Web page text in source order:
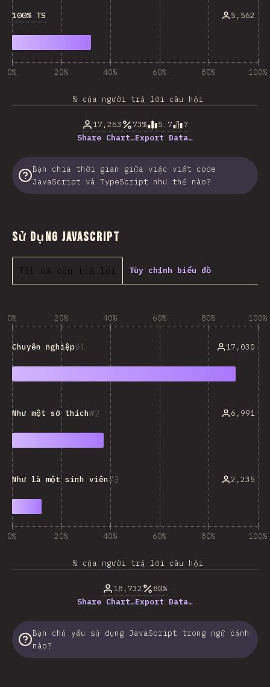
100% TS 5,562
0% 20% 40% 60% 80% 100%
% của người trả lời câu hỏi
17,263 73% 5.7
7
Share Chart…Export Data…
Bạn chia thời gian giữa việc viết code
JavaScript và TypeScript như thế nào?
Sử dụng JavaScript
Tất cả câu trả lời Tùy chỉnh biểu đồ
0% 20% 40% 60% 80% 100%
1
Chuyên nghiệp 17,030
2
Như một sở thích 6,991
3
Như là một sinh viên 2,235
0% 20% 40% 60% 80% 100%
% của người trả lời câu hỏi
18,732
80%
Share Chart…Export Data…
Bạn chủ yếu sử dụng JavaScript trong ngữ cảnh
nào?